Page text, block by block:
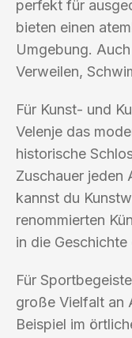
perfekt für
bieten einen
Umgebung.
Verweilen,
Für Kunst- und
Velenje das
historische
Zuschauer jeden
kannst du
renommierten
in die
Für
große Vielfalt an
Beispiel im